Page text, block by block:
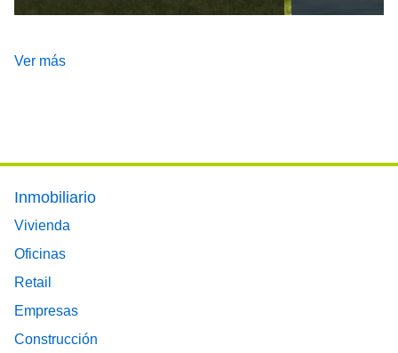
Ver más
Footer main menu
Inmobiliario
Vivienda
Oficinas
Retail
Empresas
Construcción